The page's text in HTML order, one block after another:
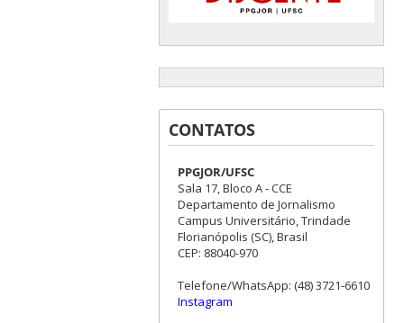
CONTATOS
PPGJOR/UFSC
Sala 17, Bloco A - CCE
Departamento de Jornalismo
Campus Universitário, Trindade
Florianópolis (SC), Brasil
CEP: 88040-970
Telefone/WhatsApp: (48) 3721-6610
Instagram